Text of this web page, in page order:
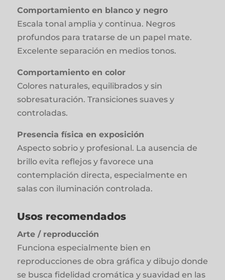
Comportamiento en blanco y negro
Escala tonal amplia y continua. Negros
profundos para tratarse de un papel mate.
Excelente separación en medios tonos.
Comportamiento en color
Colores naturales, equilibrados y sin
sobresaturación. Transiciones suaves y
controladas.
Presencia física en exposición
Aspecto sobrio y profesional. La ausencia de
brillo evita reflejos y favorece una
contemplación directa, especialmente en
salas con iluminación controlada.
Usos recomendados
Arte / reproducción
Funciona especialmente bien en
reproducciones de obra gráfica y dibujo donde
se busca fidelidad cromática y suavidad en las